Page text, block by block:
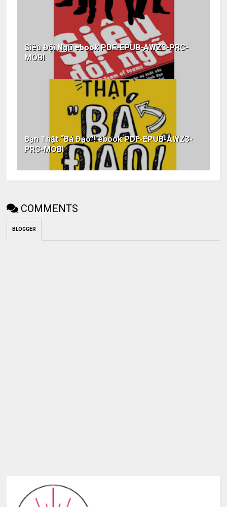
Siêu Đội Ngũ ebook PDF-EPUB-AWZ3-PRC-
MOBI
Bạn Thật “Bá Đạo”! ebook PDF-EPUB-AWZ3-
PRC-MOBI
COMMENTS
BLOGGER